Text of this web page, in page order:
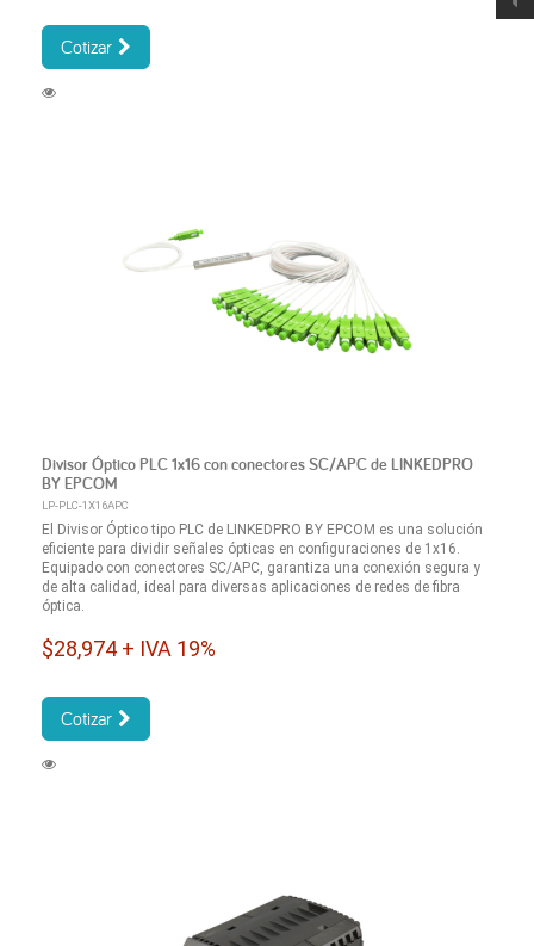
Cotizar
Divisor Óptico PLC 1x16 con conectores SC/APC de LINKEDPRO
BY EPCOM
LP-PLC-1X16APC
El Divisor Óptico tipo PLC de LINKEDPRO BY EPCOM es una solución
eficiente para dividir señales ópticas en configuraciones de 1x16.
Equipado con conectores SC/APC, garantiza una conexión segura y
de alta calidad, ideal para diversas aplicaciones de redes de fibra
óptica.
$28,974 + IVA 19%
Cotizar